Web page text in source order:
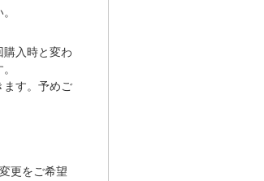
入時と変わ
ます。予めご
更をご希望